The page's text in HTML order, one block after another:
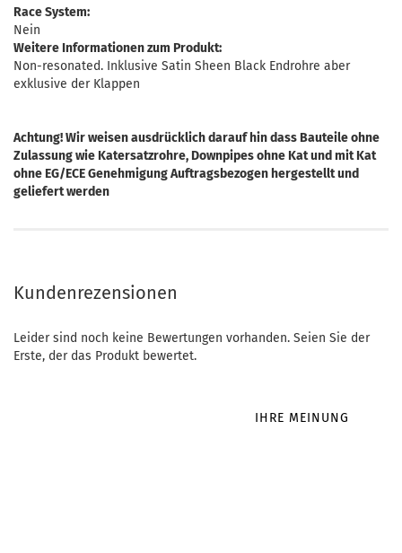
Race System:
Nein
Weitere Informationen zum Produkt:
Non-resonated. Inklusive Satin Sheen Black Endrohre aber
exklusive der Klappen
Achtung! Wir weisen ausdrücklich darauf hin dass Bauteile ohne
Zulassung wie Katersatzrohre, Downpipes ohne Kat und mit Kat
ohne EG/ECE Genehmigung Auftragsbezogen hergestellt und
geliefert werden
Kundenrezensionen
Leider sind noch keine Bewertungen vorhanden. Seien Sie der
Erste, der das Produkt bewertet.
IHRE MEINUNG